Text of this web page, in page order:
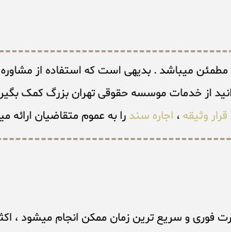
مطمئن میباشد . بدیهی است که استفاده از
از خدمات موسسه حقوقی تهران بزرگ کمک
وثیقه ، اجاره سند را به عموم متقاضیان ارائه